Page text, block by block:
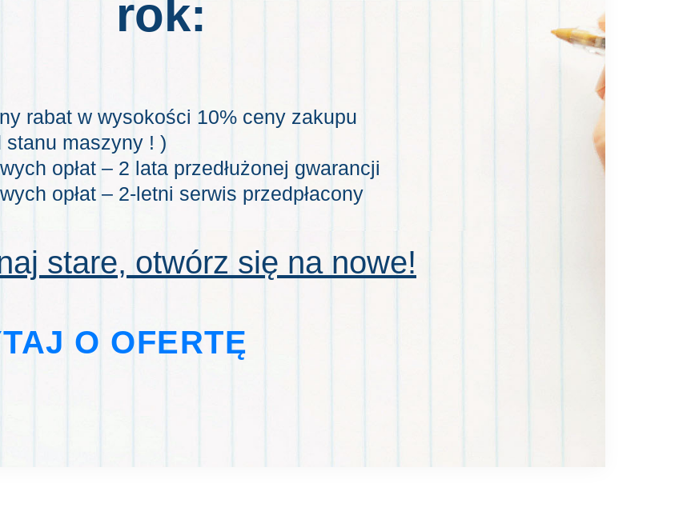
rok:
rabat w wysokości 10% ceny zakupu
maszyny ! )
opłat – 2 lata przedłużonej gwarancji
opłat – 2-letni serwis przedpłacony
stare, otwórz się na nowe!
O OFERTĘ